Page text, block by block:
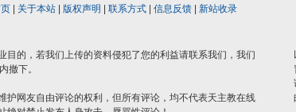
| 关于本站| 版权声明 联系方式| 信息反馈| 新站收录
目的，若我们上传的资料侵犯了您的利益请联系我们，我们
撤下。
护网友自由评论的权利，但所有评论，均不代表天主教在线